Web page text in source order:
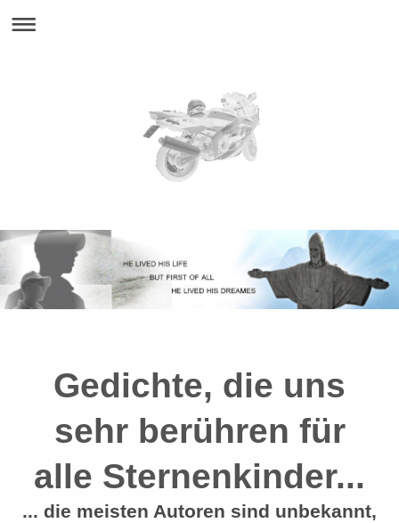
Gedichte, die uns
sehr berühren für
alle Sternenkinder...
... die meisten Autoren sind unbekannt,